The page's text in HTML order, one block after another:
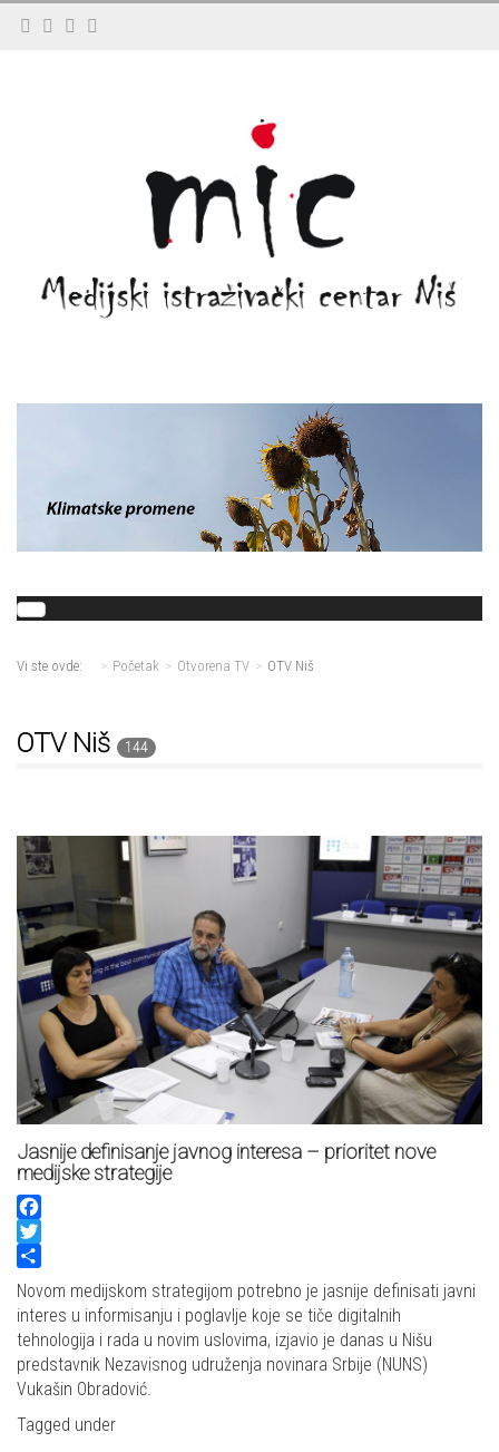
Vi ste ovde: Početak Otvorena TV OTV Niš
OTV Niš 144
Jasnije definisanje javnog interesa – prioritet nove
medijske strategije
Facebook
Twitter
Share
Novom medijskom strategijom potrebno je jasnije definisati javni
interes u informisanju i poglavlje koje se tiče digitalnih
tehnologija i rada u novim uslovima, izjavio je danas u Nišu
predstavnik Nezavisnog udruženja novinara Srbije (NUNS)
Vukašin Obradović.
Tagged under